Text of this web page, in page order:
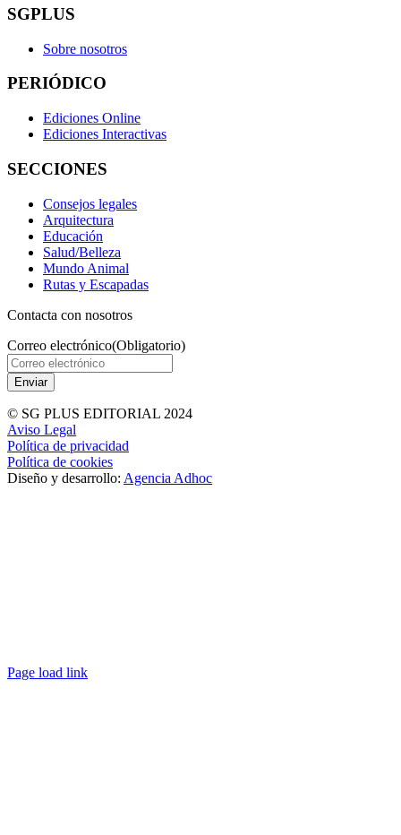
SGPLUS
Sobre nosotros
PERIÓDICO
Ediciones Online
Ediciones Interactivas
SECCIONES
Consejos legales
Arquitectura
Educación
Salud/Belleza
Mundo Animal
Rutas y Escapadas
Contacta con nosotros
Correo electrónico(Obligatorio)
© SG PLUS EDITORIAL 2024
Aviso Legal
Política de privacidad
Política de cookies
Diseño y desarrollo: Agencia Adhoc
Page load link